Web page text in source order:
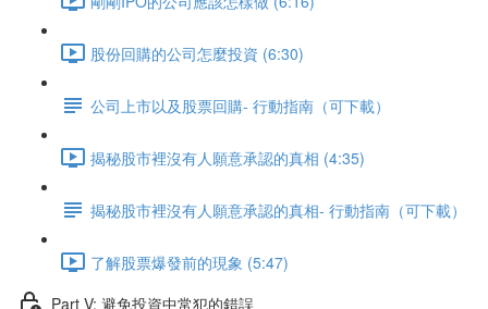
股份回購的公司怎麼投資 (6:30)
公司上市以及股票回購- 行動指南（可下載）
揭秘股市裡沒有人願意承認的真相 (4:35)
揭秘股市裡沒有人願意承認的真相- 行動指南（可下載）
了解股票爆發前的現象 (5:47)
Part V: 避免投資中常犯的錯誤